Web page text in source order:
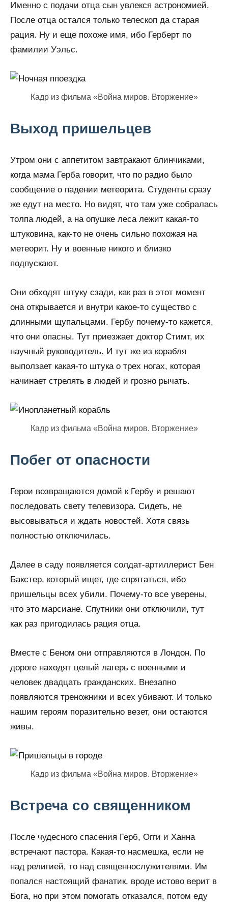
Именно с подачи отца сын увлекся астрономией.
После отца остался только телескоп да старая
рация. Ну и еще похоже имя, ибо Герберт по
фамилии Уэльс.
Кадр из фильма «Война миров. Вторжение»
Выход пришельцев
Утром они с аппетитом завтракают блинчиками,
когда мама Герба говорит, что по радио было
сообщение о падении метеорита. Студенты сразу
же едут на место. Но видят, что там уже собралась
толпа людей, а на опушке леса лежит какая-то
штуковина, как-то не очень сильно похожая на
метеорит. Ну и военные никого и близко
подпускают.
Они обходят штуку сзади, как раз в этот момент
она открывается и внутри какое-то существо с
длинными щупальцами. Гербу почему-то кажется,
что они опасны. Тут приезжает доктор Стимт, их
научный руководитель. И тут же из корабля
выползает какая-то штука о трех ногах, которая
начинает стрелять в людей и грозно рычать.
Кадр из фильма «Война миров. Вторжение»
Побег от опасности
Герои возвращаются домой к Гербу и решают
последовать свету телевизора. Сидеть, не
высовываться и ждать новостей. Хотя связь
полностью отключилась.
Далее в саду появляется солдат-артиллерист Бен
Бакстер, который ищет, где спрятаться, ибо
пришельцы всех убили. Почему-то все уверены,
что это марсиане. Спутники они отключили, тут
как раз пригодилась рация отца.
Вместе с Беном они отправляются в Лондон. По
дороге находят целый лагерь с военными и
человек двадцать гражданских. Внезапно
появляются треножники и всех убивают. И только
нашим героям поразительно везет, они остаются
живы.
Кадр из фильма «Война миров. Вторжение»
Встреча со священником
После чудесного спасения Герб, Огги и Ханна
встречают пастора. Какая-то насмешка, если не
над религией, то над священнослужителями. Им
попался настоящий фанатик, вроде истово верит в
Бога, но при этом помогать отказался, потом еду